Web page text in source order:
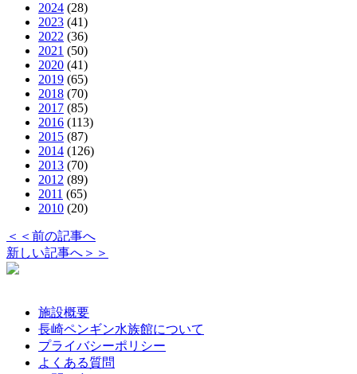
2024 (28)
2023 (41)
2022 (36)
2021 (50)
2020 (41)
2019 (65)
2018 (70)
2017 (85)
2016 (113)
2015 (87)
2014 (126)
2013 (70)
2012 (89)
2011 (65)
2010 (20)
＜＜前の記事へ
新しい記事へ＞＞
施設概要
長崎ペンギン水族館について
プライバシーポリシー
よくある質問